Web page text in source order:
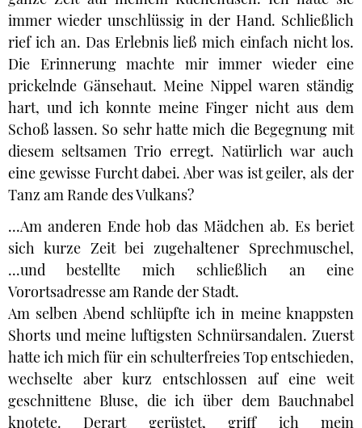
immer wieder unschlüssig in der Hand. Schließlich
rief ich an. Das Erlebnis ließ mich einfach nicht los.
Die Erinnerung machte mir immer wieder eine
prickelnde Gänsehaut. Meine Nippel waren ständig
hart, und ich konnte meine Finger nicht aus dem
Schoß lassen. So sehr hatte mich die Begegnung mit
diesem seltsamen Trio erregt. Natürlich war auch
eine gewisse Furcht dabei. Aber was ist geiler, als der
Tanz am Rande des Vulkans?
...Am anderen Ende hob das Mädchen ab. Es beriet
sich kurze Zeit bei zugehaltener Sprechmuschel,
...und bestellte mich schließlich an eine
Vorortsadresse am Rande der Stadt.
Am selben Abend schlüpfte ich in meine knappsten
Shorts und meine luftigsten Schnürsandalen. Zuerst
hatte ich mich für ein schulterfreies Top entschieden,
wechselte aber kurz entschlossen auf eine weit
geschnittene Bluse, die ich über dem Bauchnabel
knotete. Derart gerüstet, griff ich mein